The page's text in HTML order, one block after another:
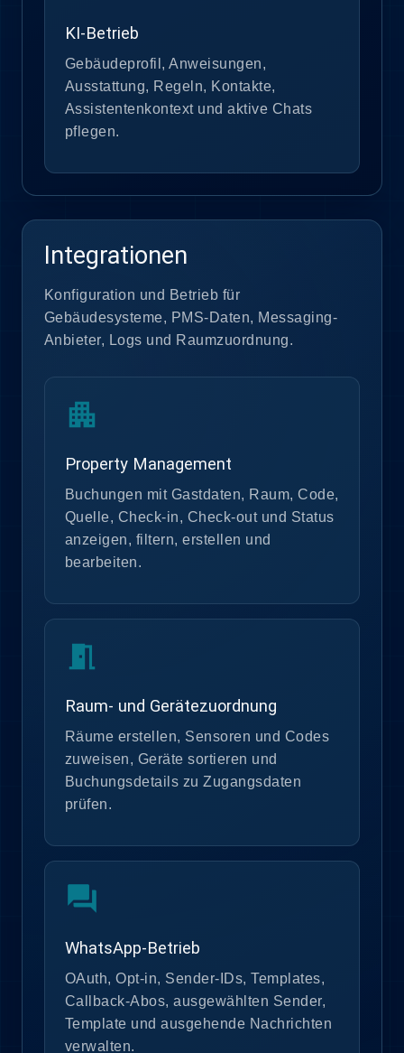
KI-Betrieb
Gebäudeprofil, Anweisungen,
Ausstattung, Regeln, Kontakte,
Assistentenkontext und aktive Chats
pflegen.
Integrationen
Konfiguration und Betrieb für
Gebäudesysteme, PMS-Daten, Messaging-
Anbieter, Logs und Raumzuordnung.
apartment
Property Management
Buchungen mit Gastdaten, Raum, Code,
Quelle, Check-in, Check-out und Status
anzeigen, filtern, erstellen und
bearbeiten.
meeting_room
Raum- und Gerätezuordnung
Räume erstellen, Sensoren und Codes
zuweisen, Geräte sortieren und
Buchungsdetails zu Zugangsdaten
prüfen.
forum
WhatsApp-Betrieb
OAuth, Opt-in, Sender-IDs, Templates,
Callback-Abos, ausgewählten Sender,
Template und ausgehende Nachrichten
verwalten.